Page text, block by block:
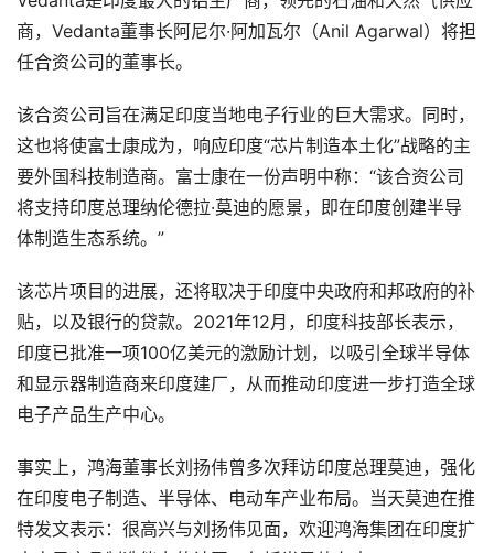
商，Vedanta董事长阿尼尔·阿加瓦尔（Anil Agarwal）将担
任合资公司的董事长。
该合资公司旨在满足印度当地电子行业的巨大需求。同时，
这也将使富士康成为，响应印度“芯片制造本土化”战略的主
要外国科技制造商。富士康在一份声明中称：“该合资公司
将支持印度总理纳伦德拉·莫迪的愿景，即在印度创建半导
体制造生态系统。”
该芯片项目的进展，还将取决于印度中央政府和邦政府的补
贴，以及银行的贷款。2021年12月，印度科技部长表示，
印度已批准一项100亿美元的激励计划，以吸引全球半导体
和显示器制造商来印度建厂，从而推动印度进一步打造全球
电子产品生产中心。
事实上，鸿海董事长刘扬伟曾多次拜访印度总理莫迪，强化
在印度电子制造、半导体、电动车产业布局。当天莫迪在推
特发文表示：很高兴与刘扬伟见面，欢迎鸿海集团在印度扩